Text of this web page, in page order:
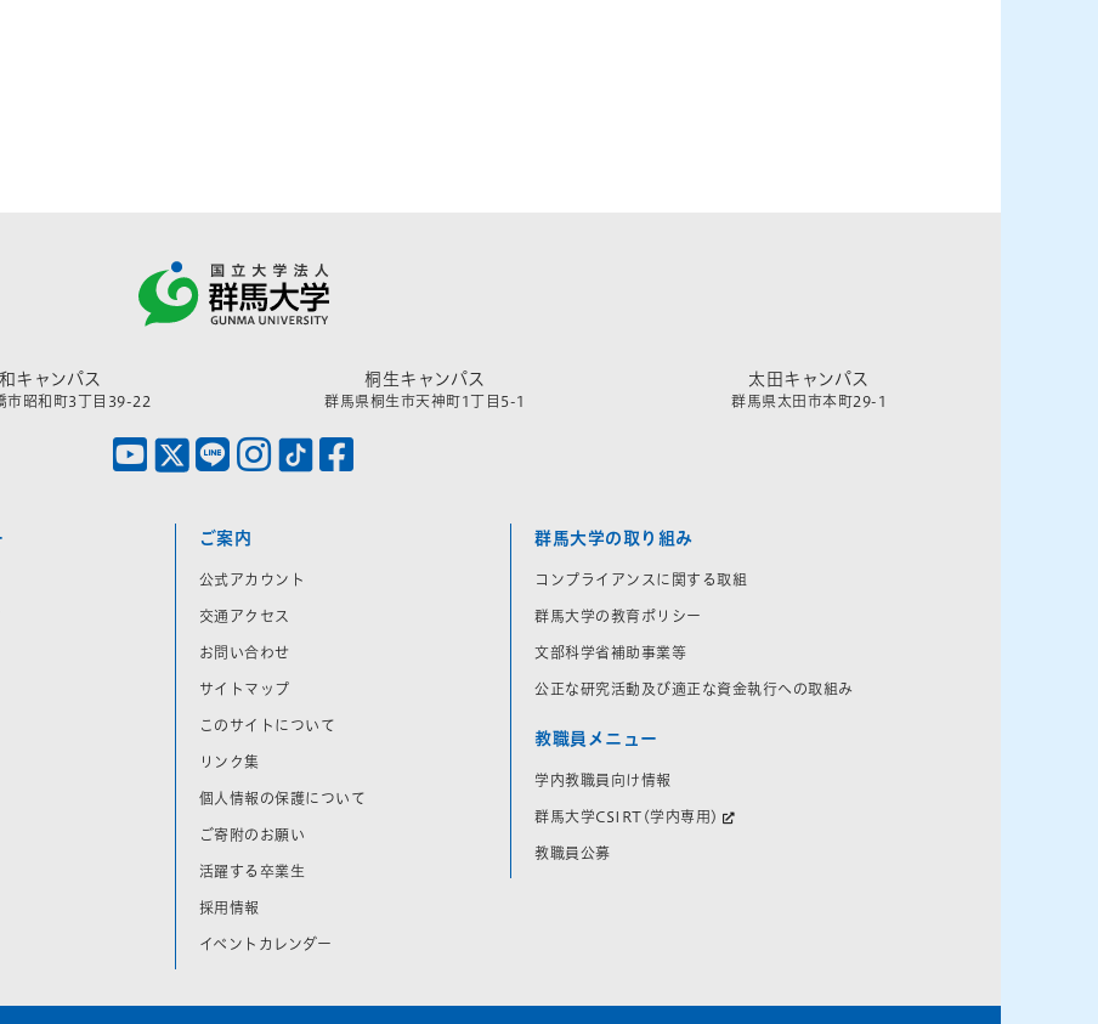
キャンパス
市昭和町3丁目39-22
桐生キャンパス
群馬県桐生市天神町1丁目5-1
太田キャンパス
群馬県太田市本町29-1
ご案内
公式アカウント
交通アクセス
お問い合わせ
サイトマップ
このサイトについて
リンク集
個人情報の保護について
ご寄附のお願い
活躍する卒業生
採用情報
イベントカレンダー
群馬大学の取り組み
コンプライアンスに関する取組
群馬大学の教育ポリシー
文部科学省補助事業等
公正な研究活動及び適正な資金執行への取組み
教職員メニュー
学内教職員向け情報
群馬大学CSIRT(学内専用)
教職員公募